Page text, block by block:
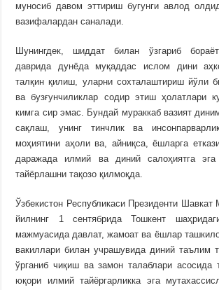
муносиб давом эттириш бугунги авлод
вазифалардан саналади.
Шунингдек, шиддат билан ўзгариб
даврида дунёда муқаддас ислом дини
талқин қилиш, уларни сохталаштириш йўли
ва бузғунчиликлар содир этиш ҳолатлари
кимга сир эмас. Бундай мураккаб вазият
сақлаш, унинг тинчлик ва
моҳиятини аҳоли ва, айниқса, ёшларга
даражада илмий ва диний салоҳиятга эга
тайёрлашни тақозо қилмоқда.
Ўзбекистон Республикаси Президенти Шавкат
йилнинг 1 сентябрида Тошкент
мажмуасида давлат, жамоат ва ёшлар
вакиллари билан учрашувида диний таълим
ўрганиб чиқиш ва замон талаблари асосида
юқори илмий тайёргарликка эга